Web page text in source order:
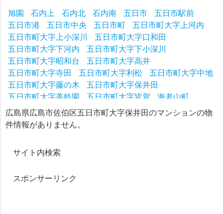
旭園 石内上 石内北 石内南 五日市
五日市駅前
五日市港
五日市中央 五日市町
五日市町大字上河内
五日市町大字上小深川
五日市町大字口和田
五日市町大字下河内
五日市町大字下小深川
五日市町大字昭和台
五日市町大字高井
五日市町大字寺田
五日市町大字利松
五日市町大字中地
五日市町大字藤の木
五日市町大字保井田
五日市町大字美鈴園
五日市町大字皆賀
海老山町
石内東
五日市町大字石内
五日市町下河内
五日市町下小深川
五日市町利松
広島県広島市佐伯区五日市町大字保井田のマンションの物
件情報がありません。
サイト内検索
スポンサーリンク